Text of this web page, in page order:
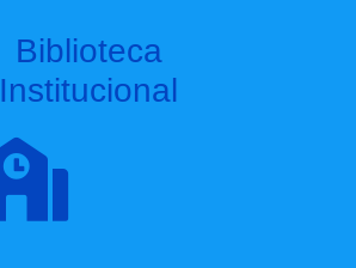
Biblioteca
Institucional